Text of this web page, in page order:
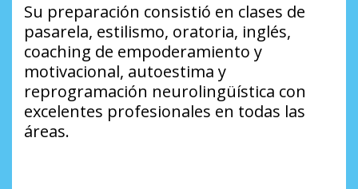
Su preparación consistió en clases de
pasarela, estilismo, oratoria, inglés,
coaching de empoderamiento y
motivacional, autoestima y
reprogramación neurolingüística con
excelentes profesionales en todas las
áreas.